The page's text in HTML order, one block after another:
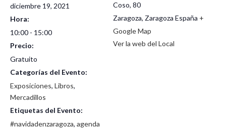
diciembre 19, 2021
Hora:
10:00 - 15:00
Precio:
Gratuito
Categorías del Evento:
Exposiciones, Libros,
Mercadillos
Etiquetas del Evento:
#navidadenzaragoza, agenda
Coso, 80
Zaragoza, Zaragoza España +
Google Map
Ver la web del Local